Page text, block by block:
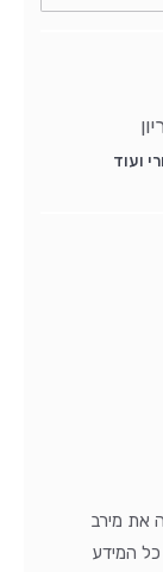
ועוד
את מירב
כל המידע